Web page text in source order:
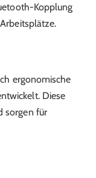
Kopplung
ergonomische
Diese
sorgen für